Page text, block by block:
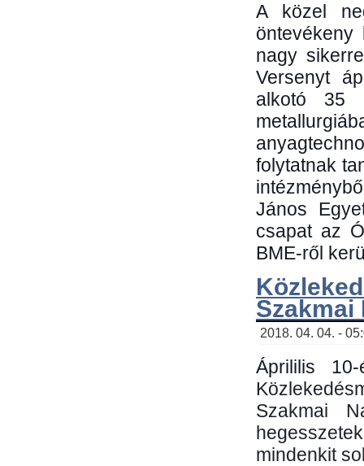
A közel
nagy
Versenyt
alkotó 35
folytatnak
János
csapat az
BME-ről
Szakmai
2018. 04. 04. -
Áprililis
Szakmai
mindenkit